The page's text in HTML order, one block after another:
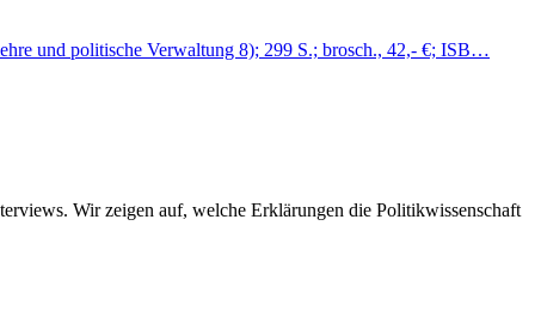
und politische Verwaltung 8); 299 S.; brosch., 42,- €; ISB…
Wir zeigen auf, welche Erklärungen die Politikwissenschaft